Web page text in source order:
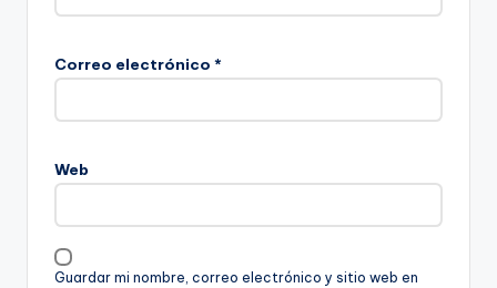
Correo electrónico *
Web
Guardar mi nombre, correo electrónico y sitio web en